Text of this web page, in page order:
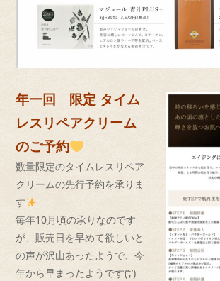
年一回 限定 タイム
レスリペアクリーム
のご予約
数量限定のタイムレスリペア
クリームの先行予約を承りま
す
毎年10月頃の承りなのです
が、 販売日を早めて欲しいと
の声が沢山あったようで、 今
年から早まったようです(‘;’)